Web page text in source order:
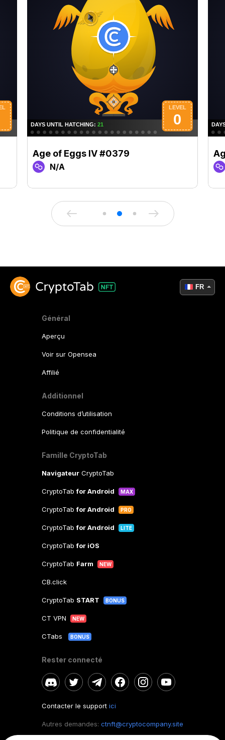
Age of Eggs IV #0379
N/A
Général
Aperçu
Voir sur Opensea
Affilié
Additionnel
Conditions d’utilisation
Politique de confidentialité
Famille CryptoTab
Navigateur CryptoTab
CryptoTabfor Android MAX
CryptoTabfor Android PRO
CryptoTabfor Android LITE
CryptoTabfor iOS
CryptoTab Farm NEW
CB.click
CryptoTab START BONUS
CT VPN NEW
CTabs BONUS
Rester connecté
Contacter le support ici
Autres demandes: ctnft@cryptocompany.site
FR